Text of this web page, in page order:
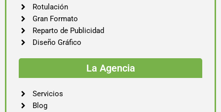
Rotulación
Gran Formato
Reparto de Publicidad
Diseño Gráfico
La Agencia
Servicios
Blog